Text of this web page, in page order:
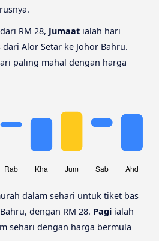
RM 28, Jumaat ialah hari
Alor Setar ke Johor Bahru.
paling mahal dengan harga
dalam sehari untuk tiket bas
dengan RM 28. Pagi ialah
sehari dengan harga bermula